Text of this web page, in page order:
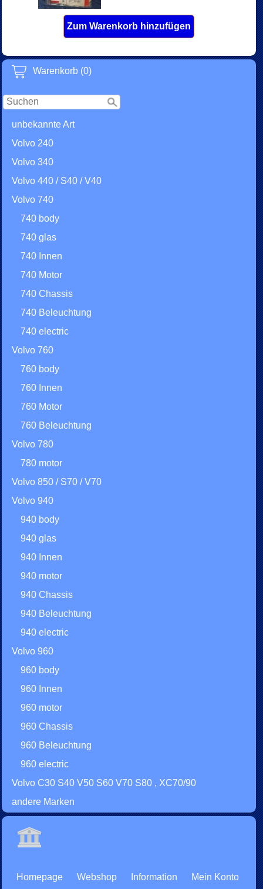
Warenkorb (0)
unbekannte Art
Volvo 240
Volvo 340
Volvo 440 / S40 / V40
Volvo 740
740 body
740 glas
740 Innen
740 Motor
740 Chassis
740 Beleuchtung
740 electric
Volvo 760
760 body
760 Innen
760 Motor
760 Beleuchtung
Volvo 780
780 motor
Volvo 850 / S70 / V70
Volvo 940
940 body
940 glas
940 Innen
940 motor
940 Chassis
940 Beleuchtung
940 electric
Volvo 960
960 body
960 Innen
960 motor
960 Chassis
960 Beleuchtung
960 electric
Volvo C30 S40 V50 S60 V70 S80 , XC70/90
andere Marken
Zum Warenkorb hinzufügen
Homepage Webshop Information Mein Konto